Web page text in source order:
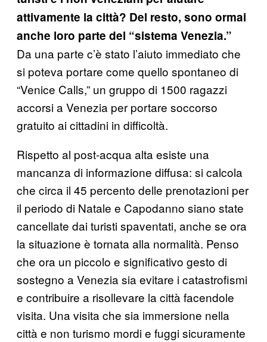
attivamente la città? Del resto, sono ormai
anche loro parte del “sistema Venezia.”
Da una parte c’è stato l’aiuto immediato che
si poteva portare come quello spontaneo di
“Venice Calls,” un gruppo di 1500 ragazzi
accorsi a Venezia per portare soccorso
gratuito ai cittadini in difficoltà.
Rispetto al post-acqua alta esiste una
mancanza di informazione diffusa: si calcola
che circa il 45 percento delle prenotazioni per
il periodo di Natale e Capodanno siano state
cancellate dai turisti spaventati, anche se ora
la situazione è tornata alla normalità. Penso
che ora un piccolo e significativo gesto di
sostegno a Venezia sia evitare i catastrofismi
e contribuire a risollevare la città facendole
visita. Una visita che sia immersione nella
città e non turismo mordi e fuggi sicuramente